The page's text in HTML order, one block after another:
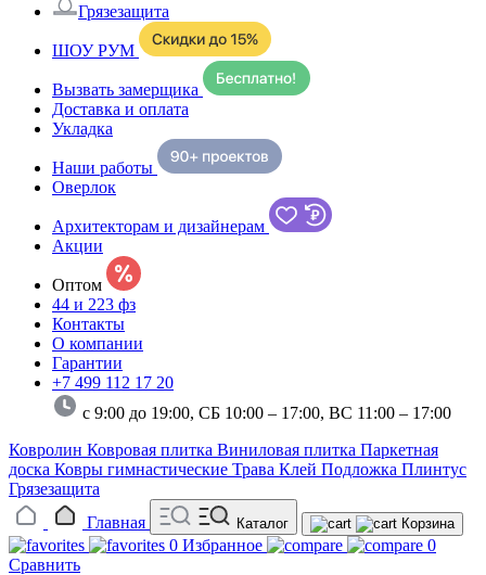
Грязезащита
ШОУ РУМ
Вызвать замерщика
Доставка и оплата
Укладка
Наши работы
Оверлок
Архитекторам и дизайнерам
Акции
Оптом
44 и 223 фз
Контакты
О компании
Гарантии
+7 499 112 17 20
с 9:00 до 19:00, СБ 10:00 – 17:00, ВС 11:00 – 17:00
Ковролин Ковровая плитка Виниловая плитка Паркетная
доска Ковры гимнастические Трава Клей Подложка Плинтус
Грязезащита
Главная
Каталог Корзина
0 Избранное
0
Сравнить